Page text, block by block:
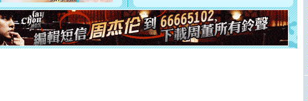
[元旦]如果上天让我许三个愿望，一是今生今世和你在一
起；二是再生再世和你在一起；三是三生三世和你不再分
离。水晶之恋祝你新年快乐
[元旦]当我狠下心扭头离去那一刻，你在我身后无助地哭
泣，这痛楚让我明白我多么爱你。我转身抱住你：这猪不